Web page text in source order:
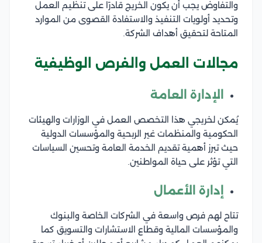
والتفاوض يجب أن يكون الخريج قادرًا على تنظيم العمل
وتحديد أولويات التنفيذ والاستفادة القصوى من الموارد
المتاحة لتحقيق أهداف الشركة.
مجالات العمل والفرص الوظيفية
الإدارة العامة
يُمكن لخريجي هذا التخصص العمل في الوزارات والهيئات
الحكومية والمنظمات غير الربحية والمؤسسات الدولية
حيث تبرز أهمية تقديم الخدمة العامة وتحسين السياسات
التي تؤثر على حياة المواطنين.
إدارة الأعمال
تتاح لهم فرص واسعة في الشركات الخاصة والبنوك
والمؤسسات المالية وقطاع الاستشارات والتسويق كما